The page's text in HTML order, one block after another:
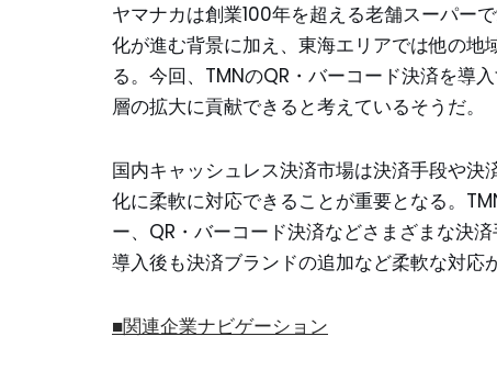
ヤマナカは創業100年を超える老舗スーパー
化が進む背景に加え、東海エリアでは他の
る。今回、TMNのQR・バーコード決済を導
層の拡大に貢献できると考えているそうだ。
国内キャッシュレス決済市場は決済手段や
化に柔軟に対応できることが重要となる。
ー、QR・バーコード決済などさまざまな決
導入後も決済ブランドの追加など柔軟な対応
■関連企業ナビゲーション